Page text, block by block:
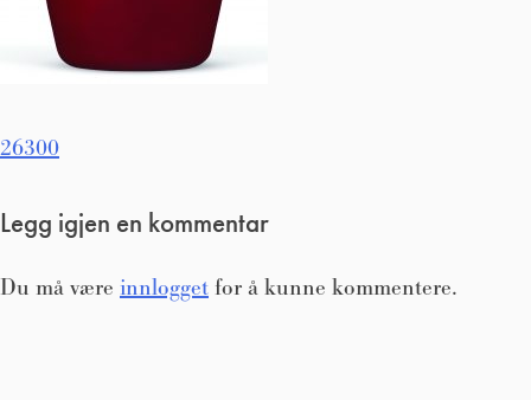
Innleggsnavigasjon
26300
Legg igjen en kommentar
Du må være innlogget for å kunne kommentere.